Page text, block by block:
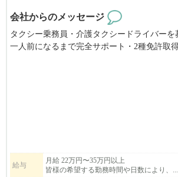
会社からのメッセージ
タクシー乗務員・介護タクシードライバーを
一人前になるまで完全サポート・2種免許取
入社祝金などの給与保障制度も充実していま
給与
月給 22万円〜35万円以上
皆様の希望する勤務時間や日数により、...